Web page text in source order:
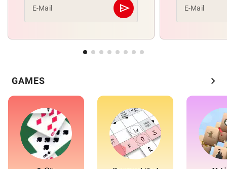
E-Mail send
Abschicken E-Mail
GAMES chevron_right